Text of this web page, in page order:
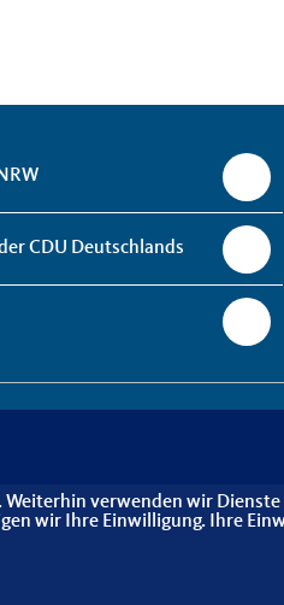
CDU Deutschlands
verwenden wir
wir Ihre Einwilligung. Ihre